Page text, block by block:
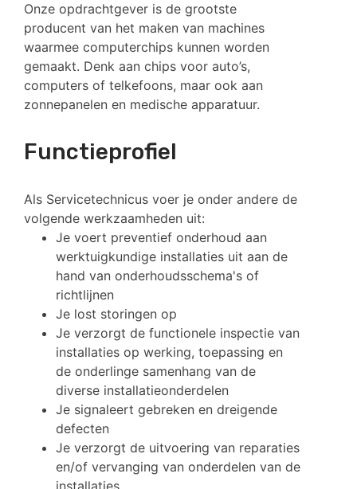
Onze opdrachtgever is de grootste
producent van het maken van machines
waarmee computerchips kunnen worden
gemaakt. Denk aan chips voor auto’s,
computers of telkefoons, maar ook aan
zonnepanelen en medische apparatuur.
Functieprofiel
Als Servicetechnicus voer je onder andere de
volgende werkzaamheden uit:
Je voert preventief onderhoud aan
werktuigkundige installaties uit aan de
hand van onderhoudsschema's of
richtlijnen
Je lost storingen op
Je verzorgt de functionele inspectie van
installaties op werking, toepassing en
de onderlinge samenhang van de
diverse installatieonderdelen
Je signaleert gebreken en dreigende
defecten
Je verzorgt de uitvoering van reparaties
en/of vervanging van onderdelen van de
installaties